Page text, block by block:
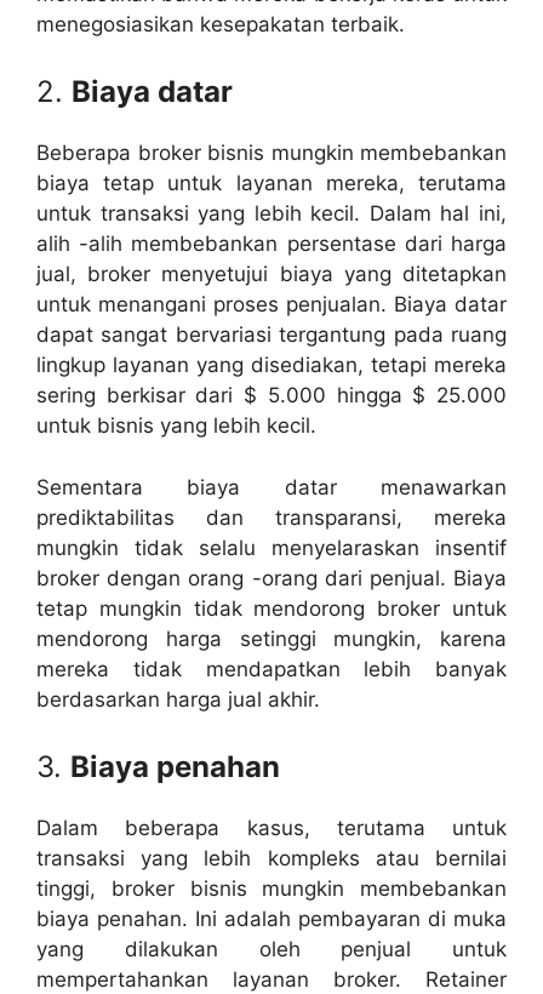
menegosiasikan kesepakatan terbaik.
2. Biaya datar
Beberapa broker bisnis mungkin membebankan
biaya tetap untuk layanan mereka, terutama
untuk transaksi yang lebih kecil. Dalam hal ini,
alih -alih membebankan persentase dari harga
jual, broker menyetujui biaya yang ditetapkan
untuk menangani proses penjualan. Biaya datar
dapat sangat bervariasi tergantung pada ruang
lingkup layanan yang disediakan, tetapi mereka
sering berkisar dari $ 5.000 hingga $ 25.000
untuk bisnis yang lebih kecil.
Sementara biaya datar menawarkan
prediktabilitas dan transparansi, mereka
mungkin tidak selalu menyelaraskan insentif
broker dengan orang -orang dari penjual. Biaya
tetap mungkin tidak mendorong broker untuk
mendorong harga setinggi mungkin, karena
mereka tidak mendapatkan lebih banyak
berdasarkan harga jual akhir.
3. Biaya penahan
Dalam beberapa kasus, terutama untuk
transaksi yang lebih kompleks atau bernilai
tinggi, broker bisnis mungkin membebankan
biaya penahan. Ini adalah pembayaran di muka
yang dilakukan oleh penjual untuk
mempertahankan layanan broker. Retainer